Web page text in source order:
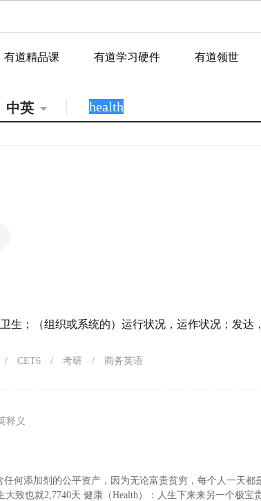
有道精品课 有道学习硬件 有道领世
中英
生；（组织或系统的）运行状况，运作状况；发达
/ CET6 / 考研 / 商务英语
释义
任何添加剂的公平资产，因为无论富贵贫穷，每个人一天都
致也就2,7740天 健康（Health）：人生下来来另一个极宝